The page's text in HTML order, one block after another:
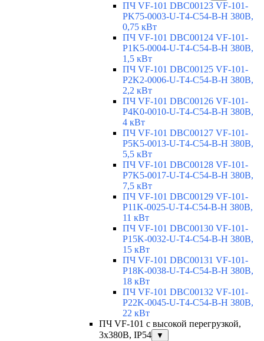
ПЧ VF-101 DBC00123 VF-101-
PK75-0003-U-T4-C54-B-H 380В,
0,75 кВт
ПЧ VF-101 DBC00124 VF-101-
P1K5-0004-U-T4-C54-B-H 380В,
1,5 кВт
ПЧ VF-101 DBC00125 VF-101-
P2K2-0006-U-T4-C54-B-H 380В,
2,2 кВт
ПЧ VF-101 DBC00126 VF-101-
P4K0-0010-U-T4-C54-B-H 380В,
4 кВт
ПЧ VF-101 DBC00127 VF-101-
P5K5-0013-U-T4-C54-B-H 380В,
5,5 кВт
ПЧ VF-101 DBC00128 VF-101-
P7K5-0017-U-T4-C54-B-H 380В,
7,5 кВт
ПЧ VF-101 DBC00129 VF-101-
P11K-0025-U-T4-C54-B-H 380В,
11 кВт
ПЧ VF-101 DBC00130 VF-101-
P15K-0032-U-T4-C54-B-H 380В,
15 кВт
ПЧ VF-101 DBC00131 VF-101-
P18K-0038-U-T4-C54-B-H 380В,
18 кВт
ПЧ VF-101 DBC00132 VF-101-
P22K-0045-U-T4-C54-B-H 380В,
22 кВт
ПЧ VF-101 с высокой перегрузкой,
3х380В, IP54
▼